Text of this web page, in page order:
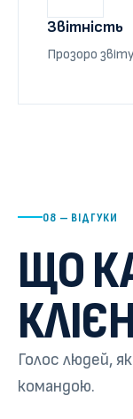
Звітність
Прозоро
08 — ВІДГУКИ
ЩО
Голос людей,
командою.